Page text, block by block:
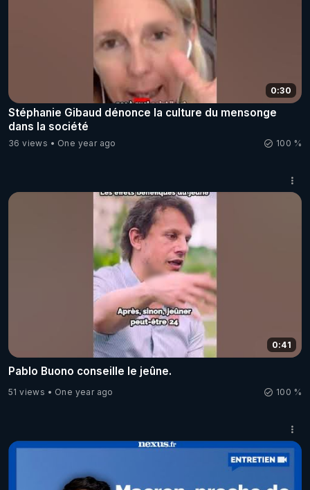
0:30
Stéphanie Gibaud dénonce la culture du mensonge
dans la société
36 views One year ago 100 %
0:41
Pablo Buono conseille le jeûne.
51 views One year ago 100 %